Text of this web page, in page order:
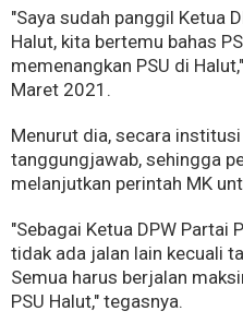
"Saya sudah panggil Ketua
Halut, kita bertemu bahas
memenangkan PSU di
Maret 2021.
Menurut dia, secara
tanggungjawab, sehingga
melanjutkan perintah MK
"Sebagai Ketua DPW Partai
tidak ada jalan lain kecuali
Semua harus berjalan
PSU Halut," tegasnya.